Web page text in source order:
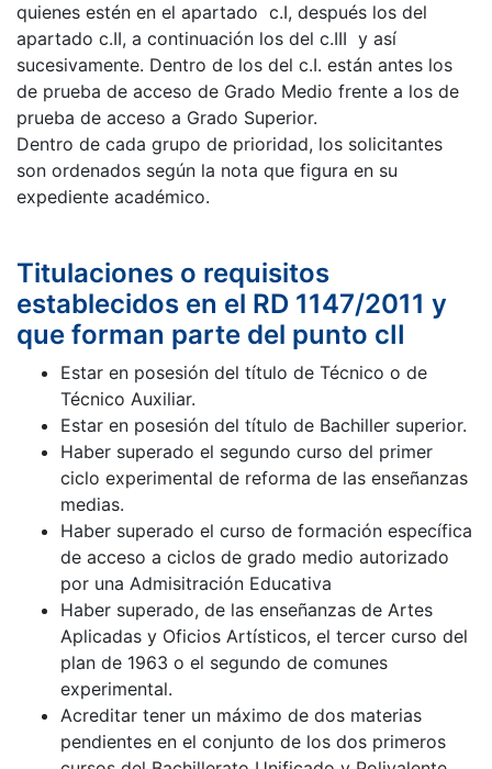
quienes estén en el apartado c.I, después los del
apartado c.II, a continuación los del c.III y así
sucesivamente. Dentro de los del c.I. están antes los
de prueba de acceso de Grado Medio frente a los de
prueba de acceso a Grado Superior.
Dentro de cada grupo de prioridad, los solicitantes
son ordenados según la nota que figura en su
expediente académico.
Titulaciones o requisitos
establecidos en el RD 1147/2011 y
que forman parte del punto cII
Estar en posesión del título de Técnico o de
Técnico Auxiliar.
Estar en posesión del título de Bachiller superior.
Haber superado el segundo curso del primer
ciclo experimental de reforma de las enseñanzas
medias.
Haber superado el curso de formación específica
de acceso a ciclos de grado medio autorizado
por una Admisitración Educativa
Haber superado, de las enseñanzas de Artes
Aplicadas y Oficios Artísticos, el tercer curso del
plan de 1963 o el segundo de comunes
experimental.
Acreditar tener un máximo de dos materias
pendientes en el conjunto de los dos primeros